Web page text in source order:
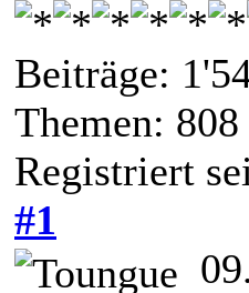
Beiträge:
Themen: 808
Registriert
#1